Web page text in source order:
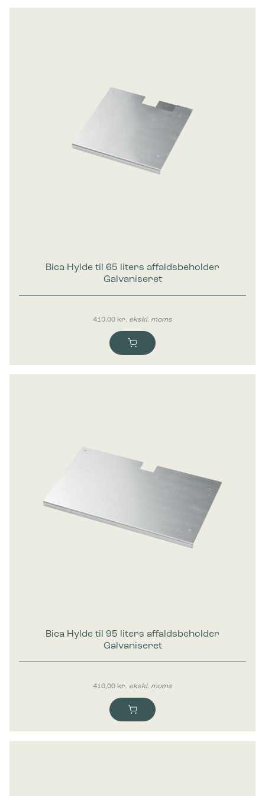
Bica Hylde til 65 liters affaldsbeholder
Galvaniseret
410,00 kr. ekskl. moms
Bica Hylde til 95 liters affaldsbeholder
Galvaniseret
410,00 kr. ekskl. moms